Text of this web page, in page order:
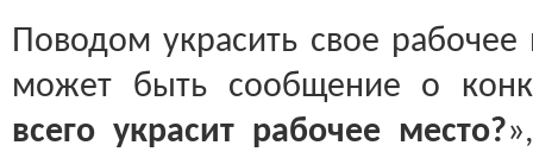
Поводом украсить свое
может быть сообщение о
всего украсит рабочее место?